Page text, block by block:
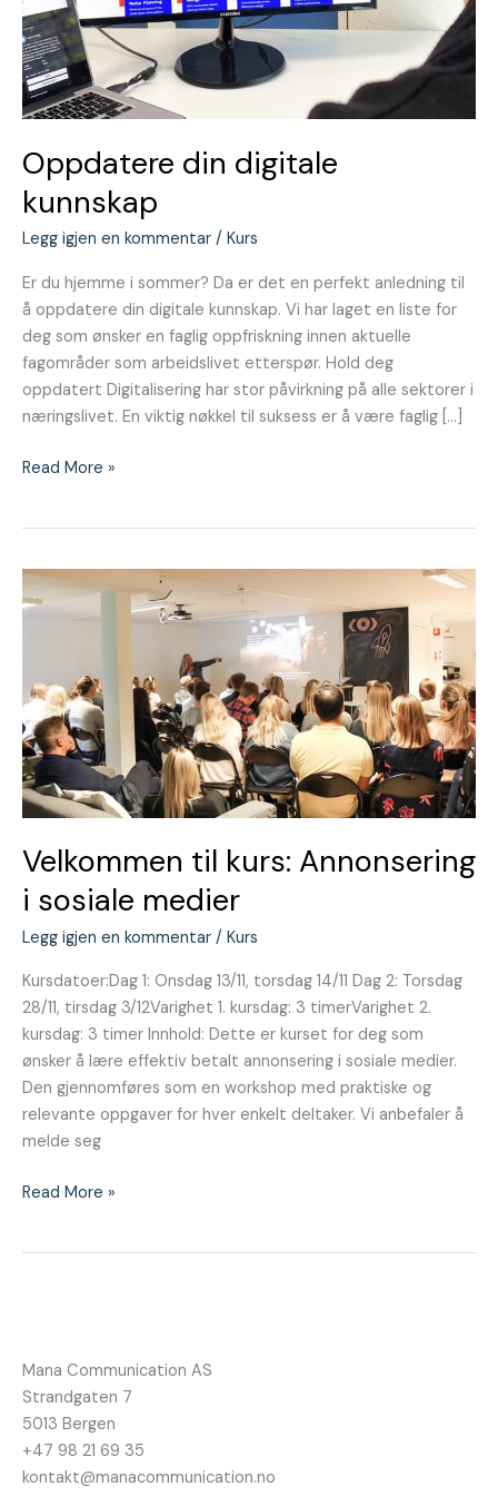
Oppdatere din digitale
kunnskap
Legg igjen en kommentar / Kurs
Er du hjemme i sommer? Da er det en perfekt anledning til
å oppdatere din digitale kunnskap. Vi har laget en liste for
deg som ønsker en faglig oppfriskning innen aktuelle
fagområder som arbeidslivet etterspør. Hold deg
oppdatert Digitalisering har stor påvirkning på alle sektorer i
næringslivet. En viktig nøkkel til suksess er å være faglig […]
Read More »
Velkommen til kurs: Annonsering
i sosiale medier
Legg igjen en kommentar / Kurs
Kursdatoer:Dag 1: Onsdag 13/11, torsdag 14/11 Dag 2: Torsdag
28/11, tirsdag 3/12Varighet 1. kursdag: 3 timerVarighet 2.
kursdag: 3 timer Innhold: Dette er kurset for deg som
ønsker å lære effektiv betalt annonsering i sosiale medier.
Den gjennomføres som en workshop med praktiske og
relevante oppgaver for hver enkelt deltaker. Vi anbefaler å
melde seg
Velkommen
til
sosiale
medier
Read More »
Mana Communication AS
Strandgaten 7
5013 Bergen
+47 98 21 69 35
kontakt@manacommunication.no